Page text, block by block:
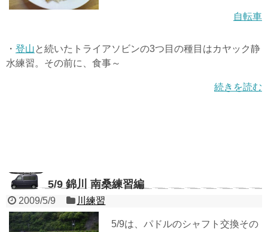
自転車
・ 登山と続いたトライアソビンの3つ目の種目はカヤック静
水練習。その前に、食事～
続きを読む
5/9 錦川 南桑練習編
2009/5/9 川練習
5/9は、パドルのシャフト交換その